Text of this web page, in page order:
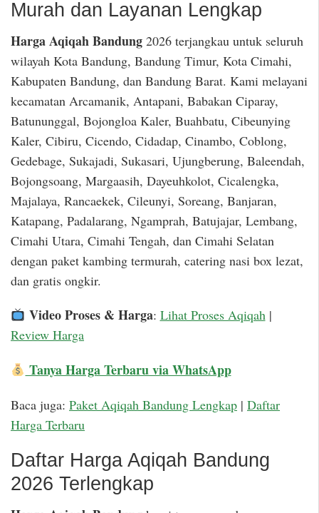
Murah dan Layanan Lengkap
Harga Aqiqah Bandung 2026 terjangkau untuk seluruh
wilayah Kota Bandung, Bandung Timur, Kota Cimahi,
Kabupaten Bandung, dan Bandung Barat. Kami melayani
kecamatan Arcamanik, Antapani, Babakan Ciparay,
Batununggal, Bojongloa Kaler, Buahbatu, Cibeunying
Kaler, Cibiru, Cicendo, Cidadap, Cinambo, Coblong,
Gedebage, Sukajadi, Sukasari, Ujungberung, Baleendah,
Bojongsoang, Margaasih, Dayeuhkolot, Cicalengka,
Majalaya, Rancaekek, Cileunyi, Soreang, Banjaran,
Katapang, Padalarang, Ngamprah, Batujajar, Lembang,
Cimahi Utara, Cimahi Tengah, dan Cimahi Selatan
dengan paket kambing termurah, catering nasi box lezat,
dan gratis ongkir.
Video Proses & Harga: Lihat Proses Aqiqah|
Review Harga
Tanya Harga Terbaru via WhatsApp
Baca juga: Paket Aqiqah Bandung Lengkap | Daftar
Harga Terbaru
Daftar Harga Aqiqah Bandung
2026 Terlengkap